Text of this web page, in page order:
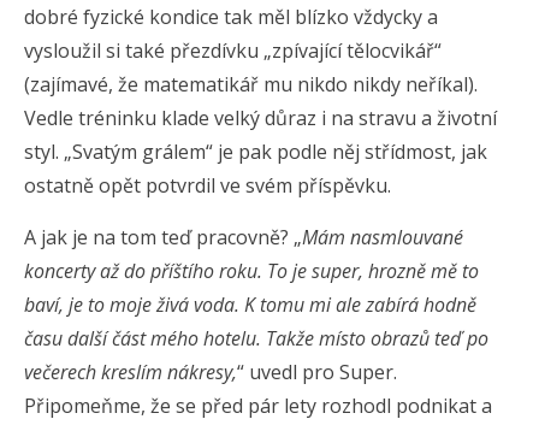
dobré fyzické kondice tak měl blízko vždycky a
vysloužil si také přezdívku „zpívající tělocvikář“
(zajímavé, že matematikář mu nikdo nikdy neříkal).
Vedle tréninku klade velký důraz i na stravu a životní
styl. „Svatým grálem“ je pak podle něj střídmost, jak
ostatně opět potvrdil ve svém příspěvku.
A jak je na tom teď pracovně? „Mám nasmlouvané
koncerty až do příštího roku. To je super, hrozně mě to
baví, je to moje živá voda. K tomu mi ale zabírá hodně
času další část mého hotelu. Takže místo obrazů teď po
večerech kreslím nákresy,“ uvedl pro Super.
Připomeňme, že se před pár lety rozhodl podnikat a